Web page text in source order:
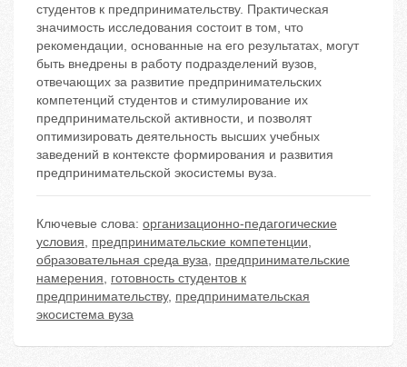
студентов к предпринимательству. Практическая
значимость исследования состоит в том, что
рекомендации, основанные на его результатах, могут
быть внедрены в работу подразделений вузов,
отвечающих за развитие предпринимательских
компетенций студентов и стимулирование их
предпринимательской активности, и позволят
оптимизировать деятельность высших учебных
заведений в контексте формирования и развития
предпринимательской экосистемы вуза.
Ключевые слова: организационно-педагогические
условия, предпринимательские компетенции,
образовательная среда вуза, предпринимательские
намерения, готовность студентов к
предпринимательству, предпринимательская
экосистема вуза